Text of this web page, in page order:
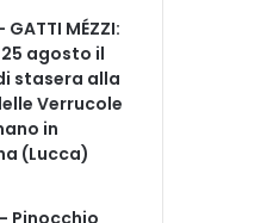
MÉZZI:
agosto il
stasera alla
Verrucole
in
(Lucca)
– Pinocchio